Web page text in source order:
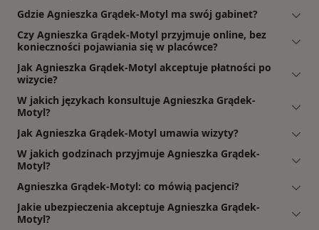
Gdzie Agnieszka Grądek-Motyl ma swój gabinet?
Czy Agnieszka Grądek-Motyl przyjmuje online, bez
konieczności pojawiania się w placówce?
Jak Agnieszka Grądek-Motyl akceptuje płatności po
wizycie?
W jakich językach konsultuje Agnieszka Grądek-
Motyl?
Jak Agnieszka Grądek-Motyl umawia wizyty?
W jakich godzinach przyjmuje Agnieszka Grądek-
Motyl?
Agnieszka Grądek-Motyl: co mówią pacjenci?
Jakie ubezpieczenia akceptuje Agnieszka Grądek-
Motyl?